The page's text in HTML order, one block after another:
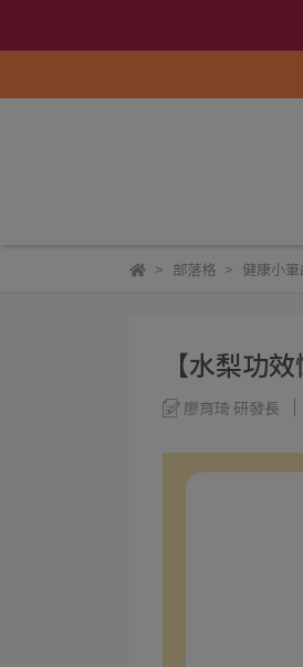
部落格 健康小
【水梨功
廖育琦 研發長